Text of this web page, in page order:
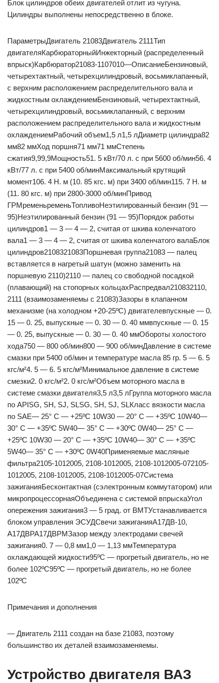
Блок цилиндров обеих двигателей отлит из чугуна.
Цилиндры выполнены непосредственно в блоке.
ПараметрыДвигатель 21083Двигатель 2111Тип
двигателяКарбюраторныйИнжекторный (распределенный
впрыск)Карбюратор21083-1107010—ОписаниеБензиновый,
четырехтактный, четырехцилиндровый, восьмиклапанный,
с верхним расположением распределительного вала и
жидкостным охлаждениемБензиновый, четырехтактный,
четырехцилиндровый, восьмиклапанный, с верхним
расположением распределительного вала и жидкостным
охлаждениемРабочий объем1,5 л1,5 лДиаметр цилиндра82
мм82 ммХод поршня71 мм71 ммСтепень
сжатия9,99,9Мощность51. 5 кВт/70 л. с при 5600 об/мин56. 4
кВт/77 л. с при 5400 об/минМаксимальный крутящий
момент106. 4 Н. м (10. 85 кгс. м) при 3400 об/мин115. 7 Н. м
(11. 80 кгс. м) при 2800-3000 об/минПривод
ГРМременьременьТопливоНеэтилированный бензин (91 —
95)Неэтилированный бензин (91 — 95)Порядок работы
цилиндров1 — 3 — 4 — 2, считая от шкива коленчатого
вала1 — 3 — 4 — 2, считая от шкива коленчатого валаБлок
цилиндров2108321083Поршневая группа21083 — палец
вставляется в нагретый шатун (можно заменить на
поршневую 2110)2110 — палец со свободной посадкой
(плавающий) на стопорных кольцахРаспредвал210832110,
2111 (взаимозаменяемы с 21083)Зазоры в клапанном
механизме (на холодном +20-25ºС) двигателевпускные — 0.
15 — 0. 25, выпускные — 0. 30 — 0. 40 ммвпускные — 0. 15
— 0. 25, выпускные — 0. 30 — 0. 40 ммОбороты холостого
хода750 — 800 об/мин800 — 900 об/минДавление в системе
смазки при 5400 об/мин и температуре масла 85 гр. 5 — 6. 5
кгс/м²4. 5 — 6. 5 кгс/м²Минимальное давление в системе
смезки2. 0 кгс/м²2. 0 кгс/м²Объем моторного масла в
системе смазки двигателя3,5 л3,5 лГруппа моторного масла
по АРISG, SH, SJ, SLSG, SH, SJ, SLКласс вязкости масла
по SAE— 25° С — +25ºС 10W30 — 20° С — +35ºС 10W40—
30° С — +35ºС 5W40— 35° С — +30ºС 0W40— 25° С —
+25ºС 10W30 — 20° С — +35ºС 10W40— 30° С — +35ºС
5W40— 35° С — +30ºС 0W40Применяемые масляные
фильтра2105-1012005, 2108-1012005, 2108-1012005-072105-
1012005, 2108-1012005, 2108-1012005-07Система
зажиганияБесконтактная (сэлектронным коммутатором) или
микропроцессорнаяОбъединена с системой впрыскаУгол
опережения зажигания3 — 5 град. от ВМТУстанавливается
блоком управления ЭСУДСвечи зажиганияА17ДВ-10,
А17ДВРА17ДВРМЗазор между электродами свечей
зажигания0. 7 — 0,8 мм1,0 — 1,13 ммТемпература
охлаждающей жидкости95ºС — прогретый двигатель, но не
более 102ºС95ºС — прогретый двигатель, но не более
102ºС
Примечания и дополнения
— Двигатель 2111 создан на базе 21083, поэтому
большинство их деталей взаимозаменяемы.
Устройство двигателя ВАЗ